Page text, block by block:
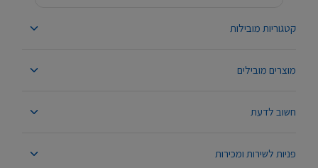
קטגוריות מובילות
מוצרים מובילים
חשוב לדעת
פניות לשירות ומכירות